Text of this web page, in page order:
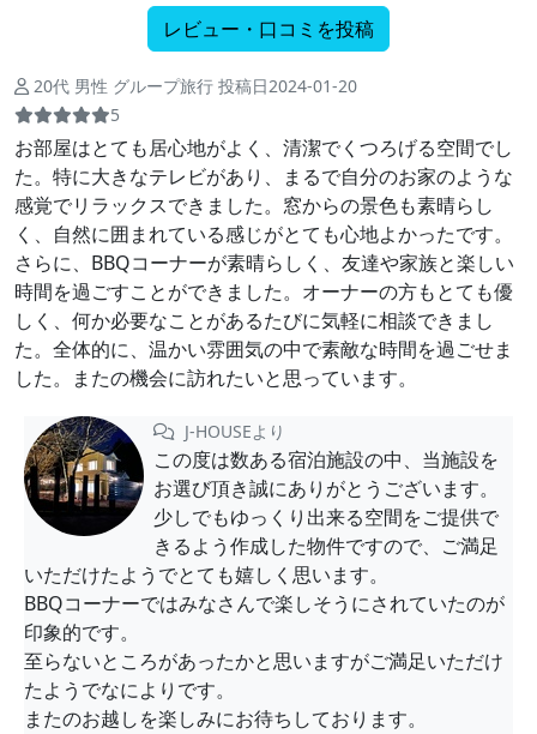
レビュー・口コミを投稿
20代 男性 グループ旅行 投稿日2024-01-20
5
お部屋はとても居心地がよく、清潔でくつろげる空間でし
た。特に大きなテレビがあり、まるで自分のお家のような
感覚でリラックスできました。窓からの景色も素晴らし
く、自然に囲まれている感じがとても心地よかったです。
さらに、BBQコーナーが素晴らしく、友達や家族と楽しい
時間を過ごすことができました。オーナーの方もとても優
しく、何か必要なことがあるたびに気軽に相談できまし
た。全体的に、温かい雰囲気の中で素敵な時間を過ごせま
した。またの機会に訪れたいと思っています。
J-HOUSEより
この度は数ある宿泊施設の中、当施設を
お選び頂き誠にありがとうございます。
少しでもゆっくり出来る空間をご提供で
きるよう作成した物件ですので、ご満足
いただけたようでとても嬉しく思います。
BBQコーナーではみなさんで楽しそうにされていたのが
印象的です。
至らないところがあったかと思いますがご満足いただけ
たようでなによりです。
またのお越しを楽しみにお待ちしております。